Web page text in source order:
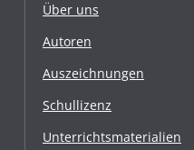
Über uns
Autoren
Auszeichnungen
Schullizenz
Unterrichtsmaterialien